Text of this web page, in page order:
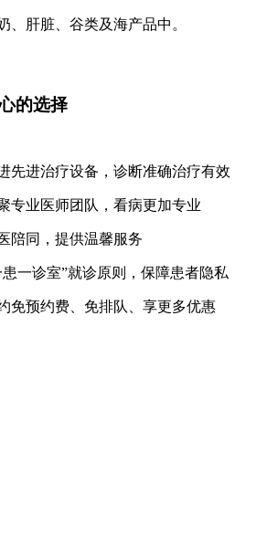
、肝脏、谷类及海产品中。
的选择
先进治疗设备，诊断准确治疗有效
专业医师团队，看病更加专业
陪同，提供温馨服务
患一诊室”就诊原则，保障患者隐私
免预约费、免排队、享更多优惠